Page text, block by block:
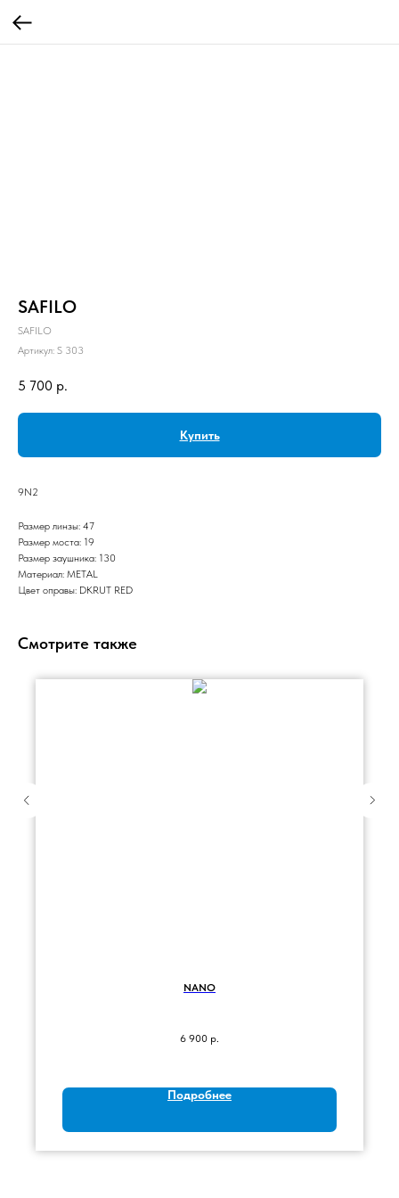
SAFILO
SAFILO
Артикул: S 303
5 700 р.
Купить
9N2
Размер линзы: 47
Размер моста: 19
Размер заушника: 130
Материал: METAL
Цвет оправы: DKRUT RED
Смотрите также
NANO
6 900 р.
Подробнее